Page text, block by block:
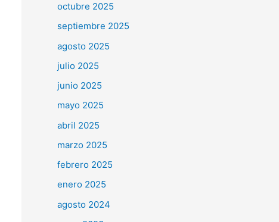
octubre 2025
septiembre 2025
agosto 2025
julio 2025
junio 2025
mayo 2025
abril 2025
marzo 2025
febrero 2025
enero 2025
agosto 2024